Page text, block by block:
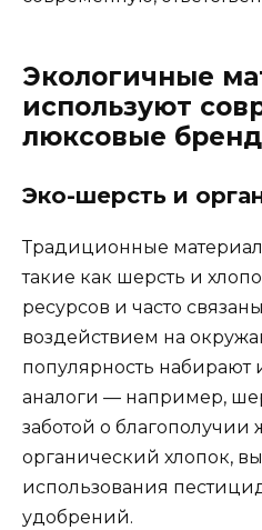
Экологичные
используют
люксовые
Эко-шерсть и
Традиционные
такие как шерсть и
ресурсов и часто
воздействием на
популярность набирают
аналоги — например,
заботой о благополучии
органический хлопок,
использования
удобрений.